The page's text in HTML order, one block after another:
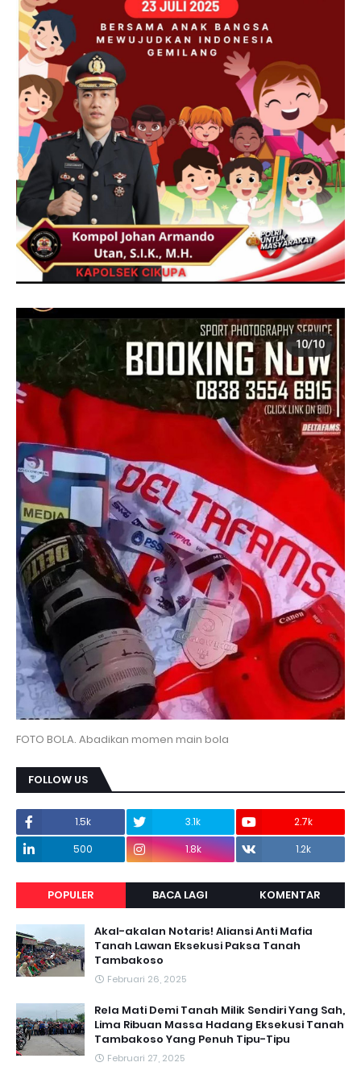
FOTO BOLA. Abadikan momen main bola
FOLLOW US
1.5k 3.1k
2.7k
500
1.8k 1.2k
POPULER BACA LAGI KOMENTAR
Akal-akalan Notaris! Aliansi Anti Mafia
Tanah Lawan Eksekusi Paksa Tanah
Tambakoso
Februari 26, 2025
Rela Mati Demi Tanah Milik Sendiri Yang Sah,
Lima Ribuan Massa Hadang Eksekusi Tanah
Tambakoso Yang Penuh Tipu-Tipu
Februari 27, 2025